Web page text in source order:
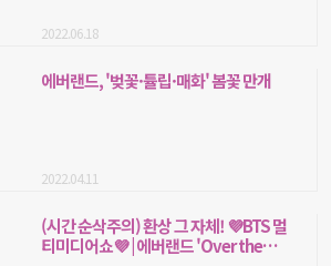
2022.06.18
에버랜드, '벚꽃·튤립·매화' 봄꽃 만개
2022.04.11
(시간 순삭주의) 환상 그 자체! 💜BTS 멀
티미디어쇼💜 | 에버랜드 'Over the